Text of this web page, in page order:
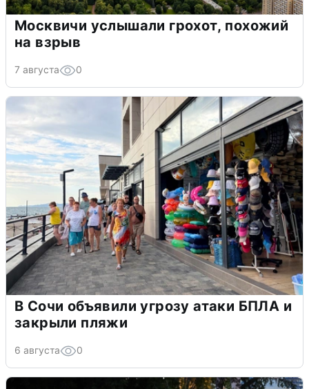
Москвичи услышали грохот, похожий
на взрыв
7 августа 0
В Сочи объявили угрозу атаки БПЛА и
закрыли пляжи
6 августа 0